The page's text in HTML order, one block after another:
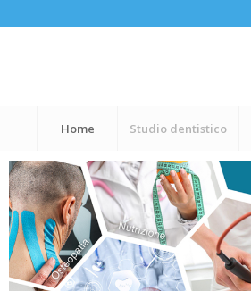
Home Studio dentistico